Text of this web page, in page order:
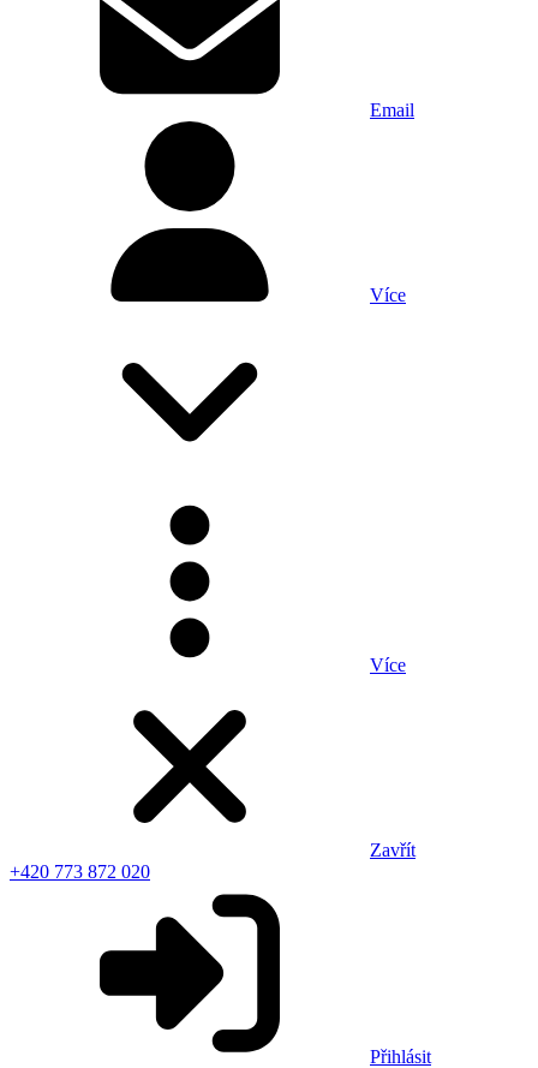
Email
Více
Více
Zavřít
+420 773 872 020
Přihlásit